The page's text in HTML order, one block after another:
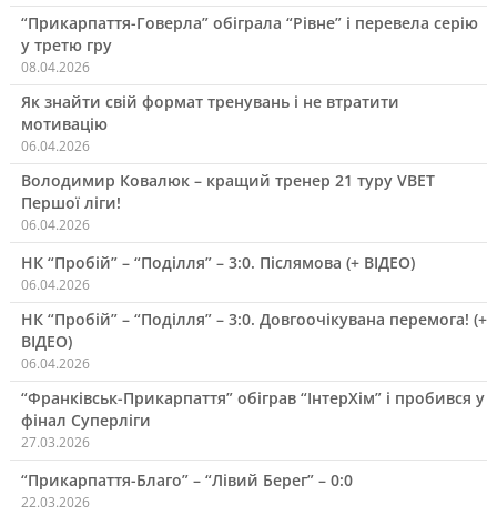
“Прикарпаття-Говерла” обіграла “Рівне” і перевела серію
у третю гру
08.04.2026
Як знайти свій формат тренувань і не втратити
мотивацію
06.04.2026
Володимир Ковалюк – кращий тренер 21 туру VBET
Першої ліги!
06.04.2026
НК “Пробій” – “Поділля” – 3:0. Післямова (+ ВІДЕО)
06.04.2026
НК “Пробій” – “Поділля” – 3:0. Довгоочікувана перемога! (+
ВІДЕО)
06.04.2026
“Франківськ-Прикарпаття” обіграв “ІнтерХім” і пробився у
фінал Суперліги
27.03.2026
“Прикарпаття-Благо” – “Лівий Берег” – 0:0
22.03.2026